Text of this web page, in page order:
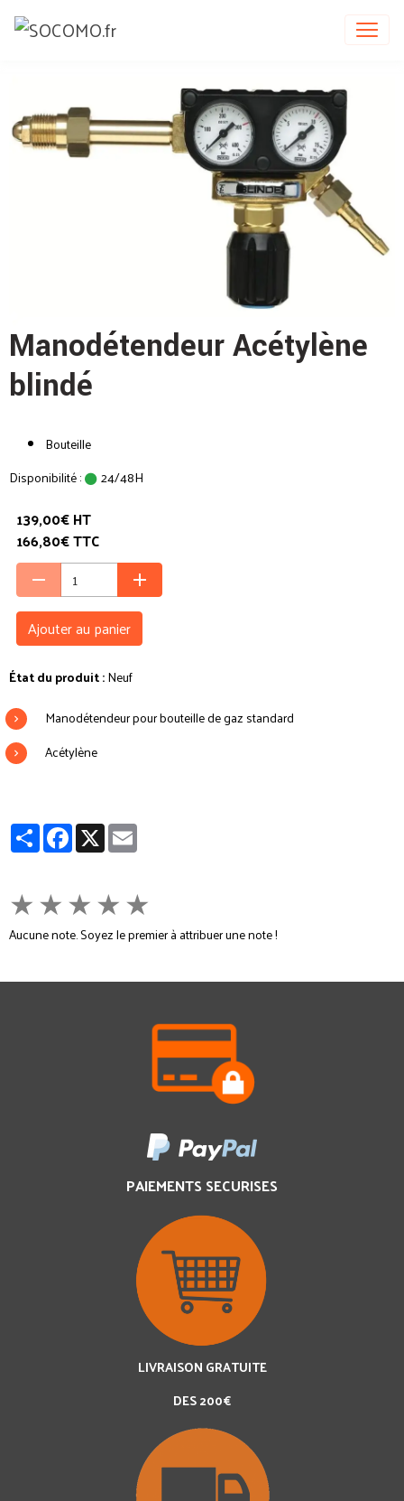
Manodétendeur Acétylène
blindé
Bouteille
Disponibilité :
24/48H
139,00€ HT
166,80€ TTC
Ajouter au panier
État du produit :Neuf
Manodétendeur pour bouteille de gaz standard
Acétylène
PartagerFacebook
X
★★★★★
Aucune note. Soyez le premier à attribuer une note !
PAIEMENTS SECURISES
LIVRAISON GRATUITE
DES 200€